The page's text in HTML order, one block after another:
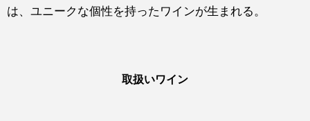
は、ユニークな個性を持ったワインが生まれる。
取扱いワイン